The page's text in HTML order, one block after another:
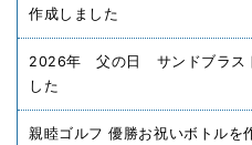
作成しました
2026年 父の日 サンドブラス
した
親睦ゴルフ 優勝お祝いボトルを